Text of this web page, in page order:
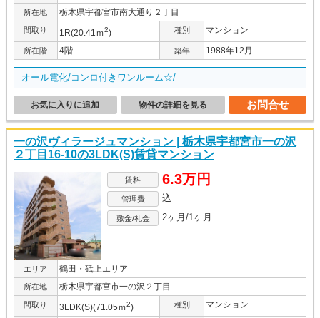
所在地 栃木県宇都宮市南大通り２丁目
間取り 1R(20.41ｍ2) 種別 マンション
所在階 4階 築年 1988年12月
オール電化/コンロ付きワンルーム☆/
お問合せ
物件の詳細を見る
お気に入りに追加
一の沢ヴィラージュマンション | 栃木県宇都宮市一の沢
２丁目16-10の3LDK(S)賃貸マンション
賃料 6.3万円
管理費 込
敷金/礼金 2ヶ月/1ヶ月
エリア 鶴田・砥上エリア
所在地 栃木県宇都宮市一の沢２丁目
間取り 3LDK(S)(71.05ｍ2) 種別 マンション